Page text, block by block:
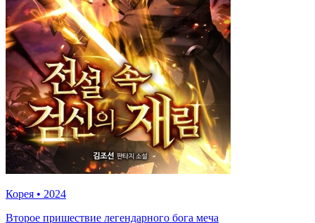
Корея • 2024
Второе пришествие легендарного бога меча